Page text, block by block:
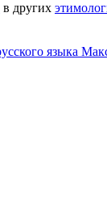
в других
языка